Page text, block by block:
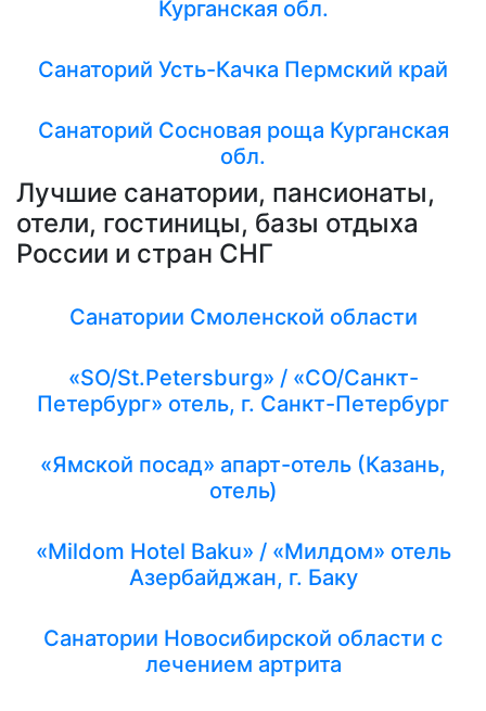
Курганская обл.
Санаторий Усть-Качка Пермский край
Санаторий Сосновая роща Курганская
обл.
Лучшие санатории, пансионаты,
отели, гостиницы, базы отдыха
России и стран СНГ
Санатории Смоленской области
«SO/St.Petersburg» / «СО/Санкт-
Петербург» отель, г. Санкт-Петербург
«Ямской посад» апарт-отель (Казань,
отель)
«Mildom Hotel Baku» / «Милдом» отель
Азербайджан, г. Баку
Санатории Новосибирской области с
лечением артрита